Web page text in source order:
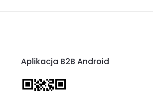
Aplikacja B2B Android